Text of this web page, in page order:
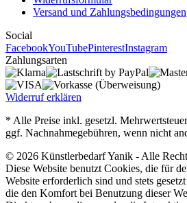
Versand und Zahlungsbedingungen
Social
FacebookYouTubePinterestInstagram
Zahlungsarten
Widerruf erklären
* Alle Preise inkl. gesetzl.
ggf. Nachnahmegebühren, wenn nicht
© 2026 Künstlerbedarf Yanik - Alle
Diese Website benutzt Cookies, die für
Website erforderlich sind und stets
die den Komfort bei Benutzung dieser